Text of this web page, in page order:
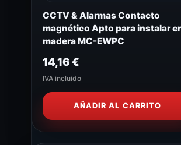
CCTV & Alarmas Contacto
magnético Apto para instalar
madera MC-EWPC
14,16€
IVA incluido
AÑADIR AL CARRITO